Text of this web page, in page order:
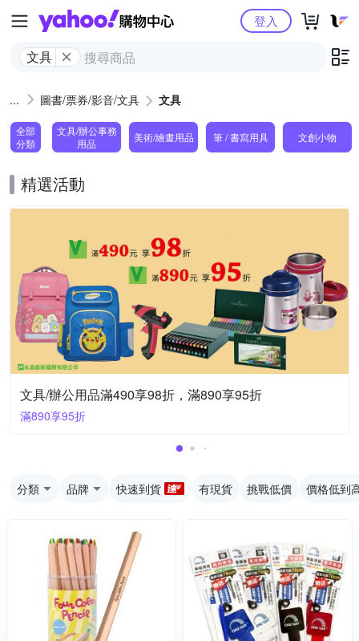
Yahoo購物中心
文具
登入
圖書/票券/影音/文具 文具
全部
分類
文具/辦公事務
用品
美術/繪畫用品 筆 / 書寫用具 文創小物
精選活動
文具/辦公用品滿490享98折，滿890享95折
滿890享95折
分類 品牌 快速到貨 有現貨 挑戰低價 價格低到